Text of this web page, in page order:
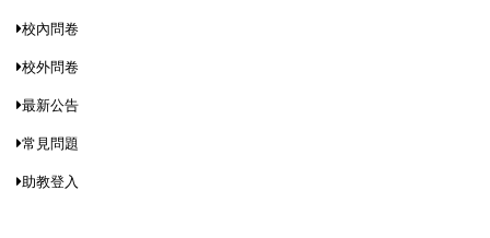
校內問卷
校外問卷
最新公告
常見問題
助教登入